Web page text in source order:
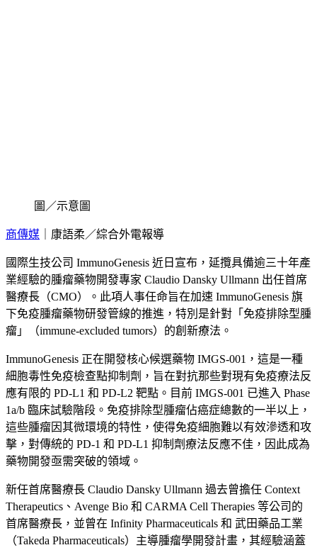
圖／示意圖
商傳媒 ｜康語柔／綜合外電報導
國際生技公司 ImmunoGenesis 近日宣布，延攬具備逾三十年產
業經驗的腫瘤藥物開發專家 Claudio Dansky Ullmann 出任首席
醫療長（CMO）。此項人事任命旨在加速 ImmunoGenesis 旗
下免疫腫瘤藥物研發管線的推進，特別是針對「免疫排除型腫
瘤」（immune-excluded tumors）的創新療法。
ImmunoGenesis 正在開發核心候選藥物 IMGS-001，這是一種
細胞毒性免疫檢查點抑制劑，旨在對抗那些對現有免疫療法反
應有限的 PD-L1 和 PD-L2 靶點。目前 IMGS-001 已進入 Phase
1a/b 臨床試驗階段。免疫排除型腫瘤佔癌症總數的一半以上，
這些腫瘤因其微環境的特性，使得免疫細胞難以有效滲透和攻
擊，對傳統的 PD-1 和 PD-L1 抑制劑療法反應不佳，因此成為
藥物開發亟需突破的領域。
新任首席醫療長 Claudio Dansky Ullmann 過去曾擔任 Context
Therapeutics、Avenge Bio 和 CARMA Cell Therapies 等公司的
首席醫療長，並曾在 Infinity Pharmaceuticals 和 武田藥品工業
（Takeda Pharmaceuticals）主導腫瘤學開發計畫，其經驗涵蓋